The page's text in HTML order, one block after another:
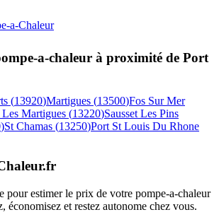
a-Chaleur
a-chaleur à proximité de Port
(13920)Martigues (13500)Fos Sur Mer
Martigues (13220)Sausset Les Pins
)St Chamas (13250)Port St Louis Du Rhone
.fr
pour estimer le prix de votre pompe-a-chaleur
économisez et restez autonome chez vous.